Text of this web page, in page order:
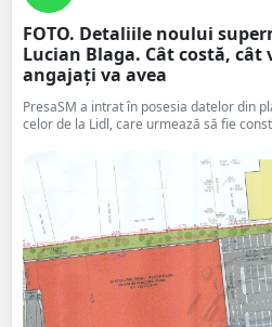
FOTO. Detaliile noului
Lucian Blaga. Cât costă, cât
angajați va avea
PresaSM a intrat în posesia datelor din
celor de la Lidl, care urmează să fie